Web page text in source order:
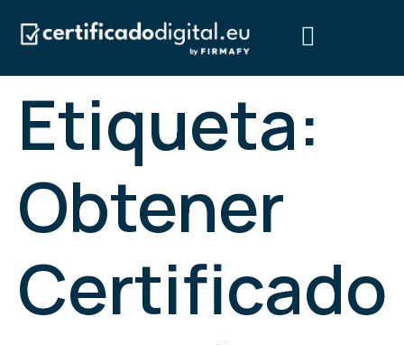
Etiqueta:
Obtener
Certificado